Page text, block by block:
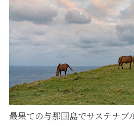
最果ての与那国島でサステナブ